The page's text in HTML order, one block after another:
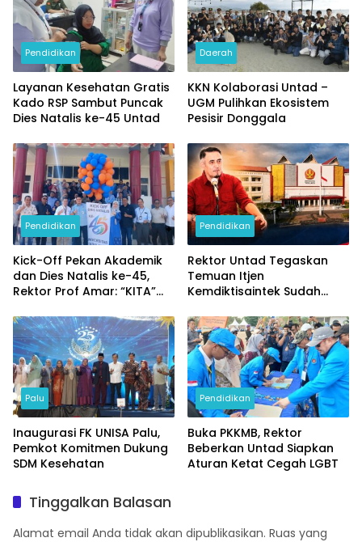
Pendidikan
Layanan Kesehatan Gratis
Kado RSP Sambut Puncak
Dies Natalis ke-45 Untad
Daerah
KKN Kolaborasi Untad –
UGM Pulihkan Ekosistem
Pesisir Donggala
Pendidikan
Kick-Off Pekan Akademik
dan Dies Natalis ke-45,
Rektor Prof Amar: “KITA”
Pendidikan
Rektor Untad Tegaskan
Temuan Itjen
Kemdiktisaintek Sudah
Palu
Inaugurasi FK UNISA Palu,
Pemkot Komitmen Dukung
SDM Kesehatan
Pendidikan
Buka PKKMB, Rektor
Beberkan Untad Siapkan
Aturan Ketat Cegah LGBT
Tinggalkan Balasan
Alamat email Anda tidak akan dipublikasikan. Ruas yang